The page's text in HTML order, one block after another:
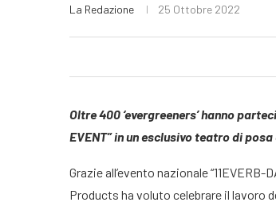
La Redazione 25 Ottobre 2022
Oltre 400 ‘evergreeners’ hanno
EVENT” in un esclusivo teatro di
Grazie all’evento nazionale
Products ha voluto celebrare il lavoro